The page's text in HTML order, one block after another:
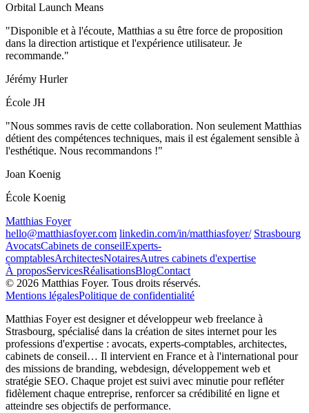
Orbital Launch Means
"Disponible et à l'écoute, Matthias a su être force de proposition
dans la direction artistique et l'expérience utilisateur. Je
recommande."
Jérémy Hurler
École JH
"Nous sommes ravis de cette collaboration. Non seulement Matthias
détient des compétences techniques, mais il est également sensible à
l'esthétique. Nous recommandons !"
Joan Koenig
École Koenig
Matthias Foyer
hello@matthiasfoyer.com linkedin.com/in/matthiasfoyer/ Strasbourg
AvocatsCabinets de conseilExperts-
comptablesArchitectesNotairesAutres cabinets d'expertise
À proposServicesRéalisationsBlogContact
© 2026 Matthias Foyer. Tous droits réservés.
Mentions légalesPolitique de confidentialité
Matthias Foyer est designer et développeur web freelance à
Strasbourg, spécialisé dans la création de sites internet pour les
professions d'expertise : avocats, experts-comptables, architectes,
cabinets de conseil… Il intervient en France et à l'international pour
des missions de branding, webdesign, développement web et
stratégie SEO. Chaque projet est suivi avec minutie pour refléter
fidèlement chaque entreprise, renforcer sa crédibilité en ligne et
atteindre ses objectifs de performance.